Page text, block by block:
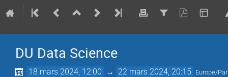
DU Data Science
18 mars 2024, 12:00 → 22 mars 2024, 20:15 Europe/